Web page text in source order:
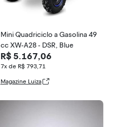
Mini Quadriciclo a Gasolina 49
cc XW-A28 - DSR, Blue
R$ 5.167,06
7x de R$ 793,71
Magazine Luiza